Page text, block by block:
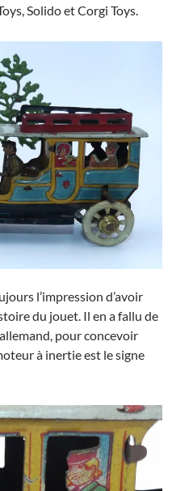
Solido et Corgi Toys.
l’impression d’avoir
du jouet. Il en a fallu de
pour concevoir
à inertie est le signe